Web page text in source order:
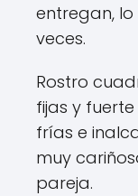
entregan,
veces.
Rostro
fijas y
frías e
muy
pareja.